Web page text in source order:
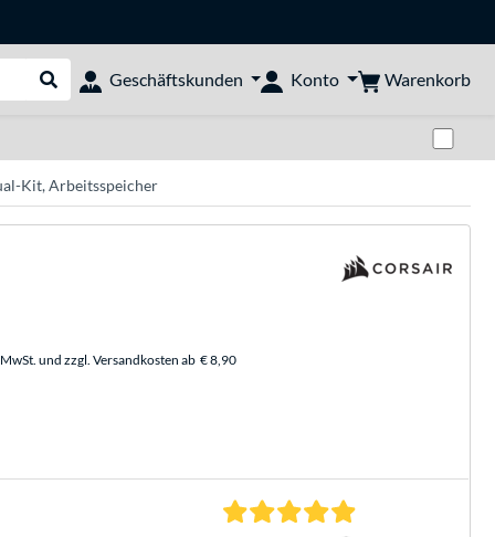
Suche durchführen
Geschäftskunden Konto Warenkorb
Kit, Arbeitsspeicher
und zzgl. Versandkosten ab € 8,90
5.0 Sterne bei 1